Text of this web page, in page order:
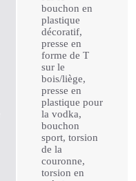
bouchon en
plastique
décoratif,
presse en
forme de T
sur le
bois/liège,
presse en
plastique pour
la vodka,
bouchon
sport, torsion
de la
couronne,
torsion en